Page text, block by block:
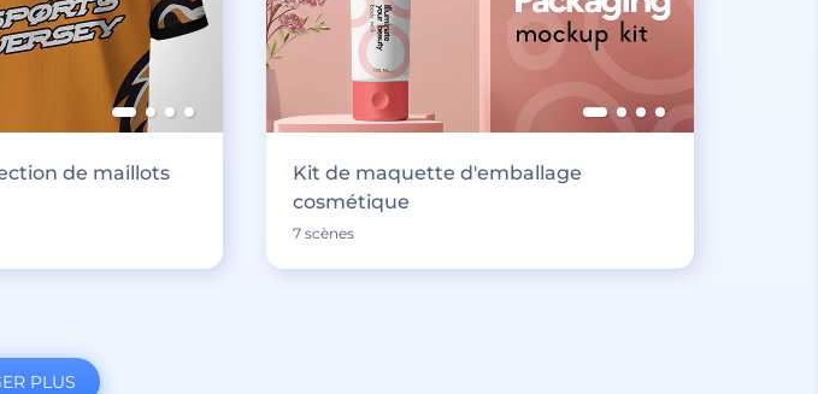
de maillots
Kit de maquette d'emballage
cosmétique
7 scènes
PLUS